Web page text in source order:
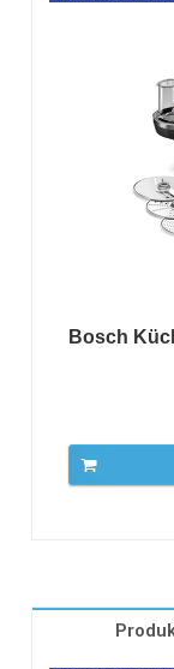
Bosch